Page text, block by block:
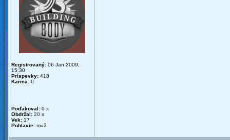
Registrovaný: 06 Jan 2009,
15:30
Príspevky: 418
Karma: 0
Poďakoval: 0 x
Obdržal: 20 x
Vek: 17
Pohlavie: muž